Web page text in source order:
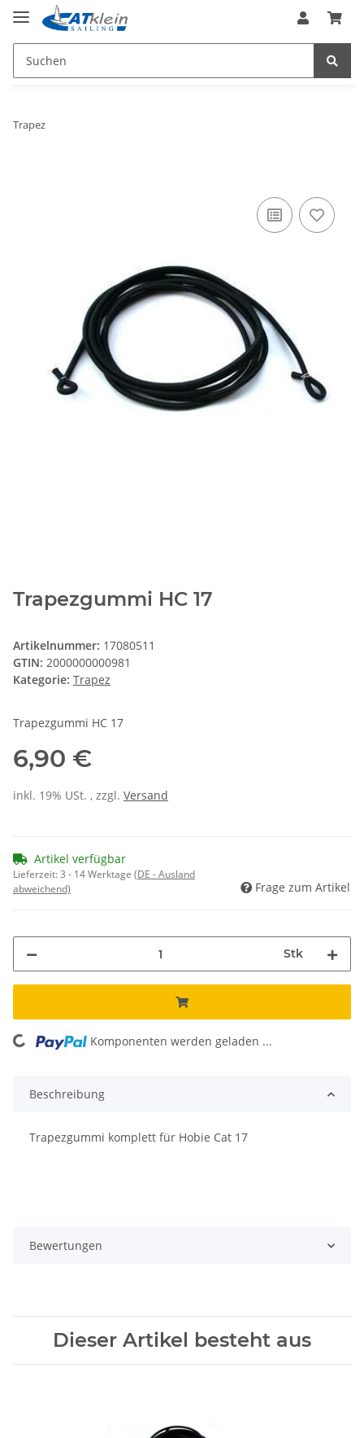
Trapez
Trapezgummi HC 17
Artikelnummer: 17080511
GTIN: 2000000000981
Kategorie: Trapez
Trapezgummi HC 17
6,90 €
inkl. 19% USt. , zzgl. Versand
Artikel verfügbar
Lieferzeit:3 - 14 Werktage (DE - Ausland
abweichend)
Frage zum Artikel
Stk
Loading... Komponenten werden geladen ...
Beschreibung
Trapezgummi komplett für Hobie Cat 17
Bewertungen
Dieser Artikel besteht aus